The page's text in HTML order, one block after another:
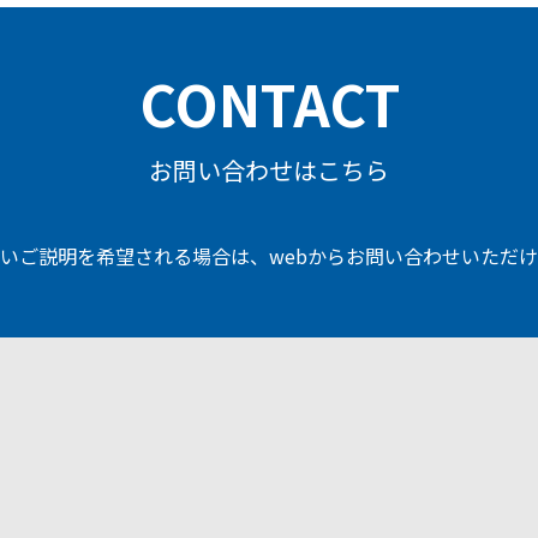
CONTACT
お問い合わせはこちら
ご説明を希望される場合は、 webからお問い合わせいただ